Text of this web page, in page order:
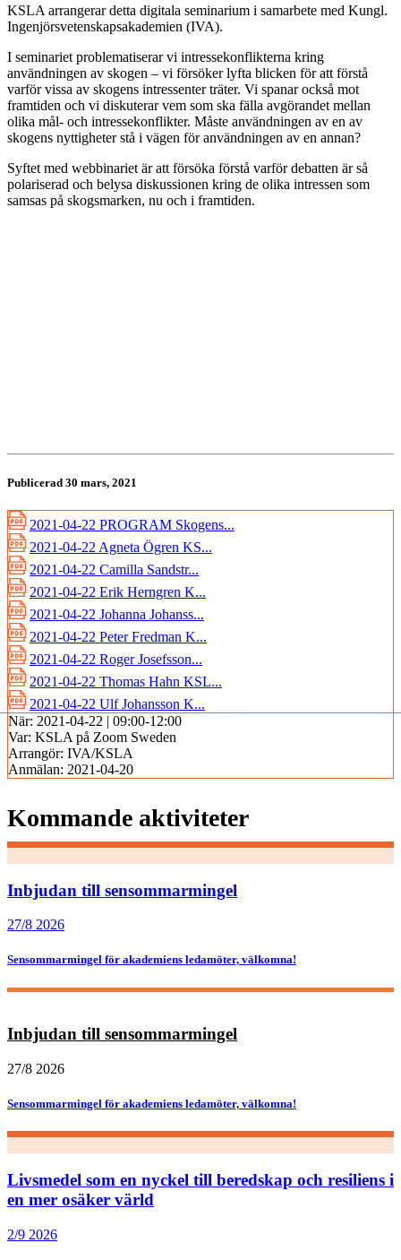
KSLA arrangerar detta digitala seminarium i samarbete med Kungl.
Ingenjörsvetenskapsakademien (IVA).
I seminariet problematiserar vi intressekonflikterna kring
användningen av skogen – vi försöker lyfta blicken för att förstå
varför vissa av skogens intressenter träter. Vi spanar också mot
framtiden och vi diskuterar vem som ska fälla avgörandet mellan
olika mål- och intressekonflikter. Måste användningen av en av
skogens nyttigheter stå i vägen för användningen av en annan?
Syftet med webbinariet är att försöka förstå varför debatten är så
polariserad och belysa diskussionen kring de olika intressen som
samsas på skogsmarken, nu och i framtiden.
Publicerad 30 mars, 2021
2021-04-22 PROGRAM Skogens...
2021-04-22 Agneta Ögren KS...
2021-04-22 Camilla Sandstr...
2021-04-22 Erik Herngren K...
2021-04-22 Johanna Johanss...
2021-04-22 Peter Fredman K...
2021-04-22 Roger Josefsson...
2021-04-22 Thomas Hahn KSL...
2021-04-22 Ulf Johansson K...
När: 2021-04-22 | 09:00-12:00
Var: KSLA på Zoom Sweden
Arrangör: IVA/KSLA
Anmälan: 2021-04-20
Kommande aktiviteter
Inbjudan till sensommarmingel
27/8 2026
Sensommarmingel för akademiens ledamöter, välkomna!
Inbjudan till sensommarmingel
27/8 2026
Sensommarmingel för akademiens ledamöter, välkomna!
Livsmedel som en nyckel till beredskap och resiliens i
en mer osäker värld
2/9 2026